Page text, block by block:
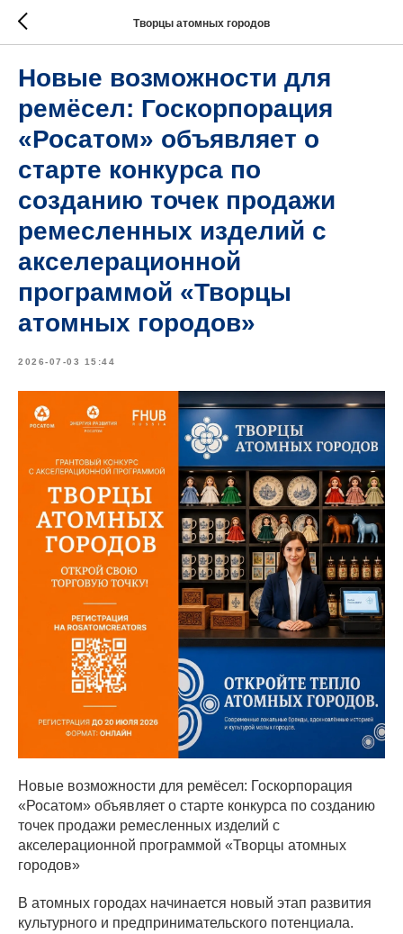
Творцы атомных городов
Новые возможности для
ремёсел: Госкорпорация
«Росатом» объявляет о
старте конкурса по
созданию точек продажи
ремесленных изделий с
акселерационной
программой «Творцы
атомных городов»
2026-07-03 15:44
Новые возможности для ремёсел: Госкорпорация
«Росатом» объявляет о старте конкурса по созданию
точек продажи ремесленных изделий с
акселерационной программой «Творцы атомных
городов»
В атомных городах начинается новый этап развития
культурного и предпринимательского потенциала.